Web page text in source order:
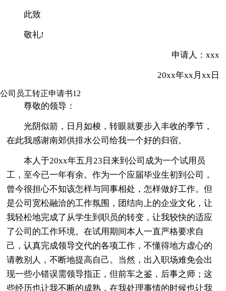
此致
敬礼!
申请人：xxx
20xx年xx月xx日
公司员工转正申请书12
尊敬的领导：
光阴似箭，日月如梭，转眼就要步入丰收的季节，
在此我感谢南郊供排水公司给我一个好的归宿。
本人于20xx年五月23日来到公司成为一个试用员
工，至今已一年有余。作为一个应届毕业生初到公司，
曾今很担心不知该怎样与同事相处，怎样做好工作。但
是公司宽松融洽的工作氛围，团结向上的企业文化，让
我轻松地完成了从学生到职员的转变，让我较快的适应
了公司的工作环境。在试用期间本人一直严格要求自
己，认真完成领导交代的各项工作，不懂得地方虚心的
请教别人，不断地提高自己。当然，出入职场难免会出
现一些小错误需领导指正，但前车之鉴，后事之师；这
些经历也让我不断的成熟，在我处理事情的时候也让我